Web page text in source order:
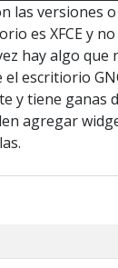
las versiones
es XFCE y
hay algo que
el escritiorio
y tiene ganas
agregar